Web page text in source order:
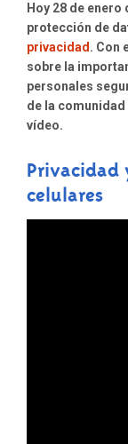
Hoy 28 de
protección de
privacidad . Con
sobre la
personales
de la
vídeo.
Privacidad
celulares